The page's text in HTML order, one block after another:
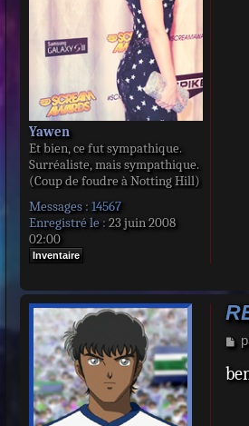
Yawen
Et bien, ce fut sympathique.
Surréaliste, mais sympathique.
(Coup de foudre à Notting Hill)
Messages : 14567
Enregistré le : 23 juin 2008
02:00
Inventaire
M
s